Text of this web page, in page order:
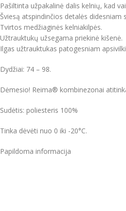
Pašiltinta užpakalinė dalis kelnių, kad
Šviesą atspindinčios detalės didesniam
Tvirtos medžiaginės kelniakilpės.
Užtrauktukų užsegama priekinė kišenė.
Ilgas užtrauktukas patogesniam
Dydžiai: 74 – 98.
Dėmesio! Reima® kombinezonai
Sudėtis: poliesteris 100%
Tinka dėvėti nuo 0 iki -20°C.
Papildoma informacija